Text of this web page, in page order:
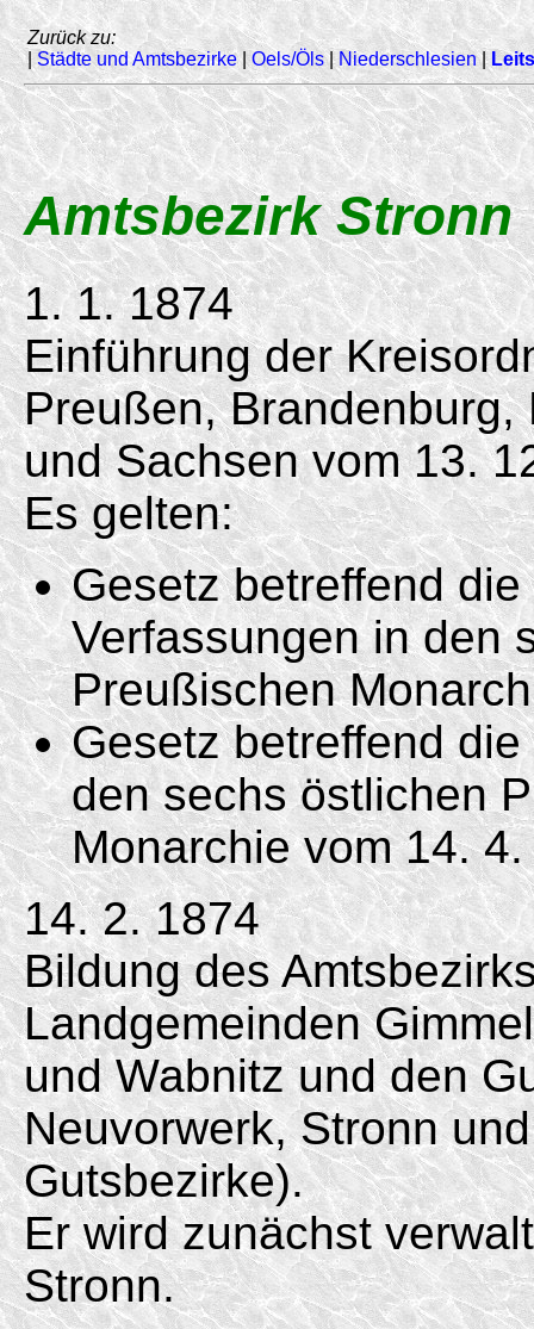
Zurück zu:
| Städte und Amtsbezirke|Oels/Öls| Niederschlesien|
Amtsbezirk Stronn
1. 1. 1874
Einführung der
Preußen,
und Sachsen vom13.
Es gelten:
Gesetz betreffend
Verfassungen in den
Preußischen
Gesetz betreffend
den sechs östlichen
Monarchie vom14.
14. 2. 1874
Bildung des
Landgemeinden
und Wabnitz und den
Neuvorwerk, Stronn
Gutsbezirke).
Er wird zunächst
Stronn.